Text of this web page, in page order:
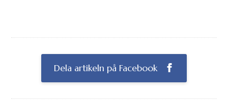
Dela artikeln på Facebook